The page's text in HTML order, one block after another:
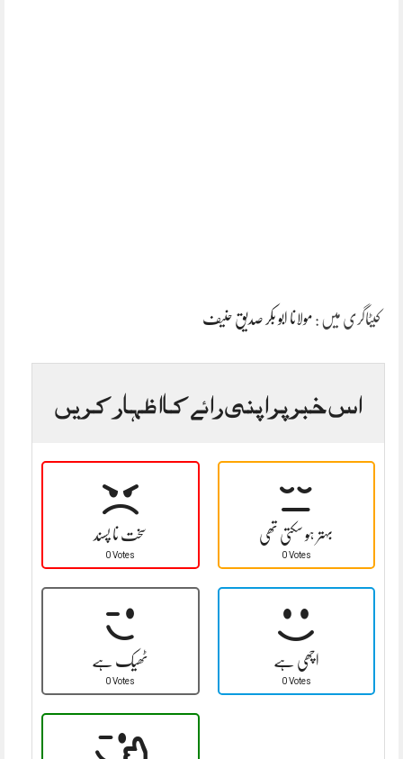
کیٹاگری میں : مولانا ابو بکر صدیق حنیف
اس خبر پر اپنی رائے کا اظہار کریں
سخت نا پسند
0 Votes
بہتر ہو سکتی تھی
0 Votes
ٹھیک ہے
0 Votes
اچھی ہے
0 Votes